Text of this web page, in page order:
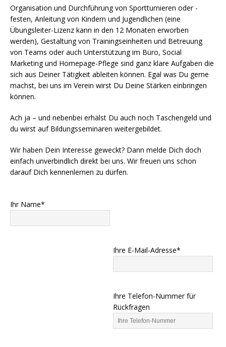
Organisation und Durchführung von Sportturnieren oder -
festen, Anleitung von Kindern und Jugendlichen (eine
Übungsleiter-Lizenz kann in den 12 Monaten erworben
werden), Gestaltung von Trainingseinheiten und Betreuung
von Teams oder auch Unterstützung im Büro, Social
Marketing und Homepage-Pflege sind ganz klare Aufgaben die
sich aus Deiner Tätigkeit ableiten können. Egal was Du gerne
machst, bei uns im Verein wirst Du Deine Stärken einbringen
können.
Ach ja – und nebenbei erhälst Du auch noch Taschengeld und
du wirst auf Bildungsseminaren weitergebildet.
Wir haben Dein Interesse geweckt? Dann melde Dich doch
einfach unverbindlich direkt bei uns. Wir freuen uns schon
darauf Dich kennenlernen zu dürfen.
Ihr Name*
Ihre E-Mail-Adresse*
Ihre Telefon-Nummer für
Rückfragen